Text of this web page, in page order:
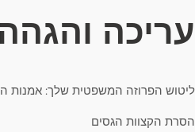
עריכה והגהה
ליטוש הפרוזה המשפטית שלך: אמנות
הסרת הקצוות הגסים